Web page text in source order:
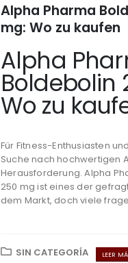
Alpha Pharma
mg: Wo zu kaufen
Alpha
Boldebolin
Wo zu
Für Fitness-Enthusiasten
Suche nach hochwertigen
Herausforderung. Alpha
250 mg ist eines der
dem Markt, doch viele
SIN CATEGORÍA LEER